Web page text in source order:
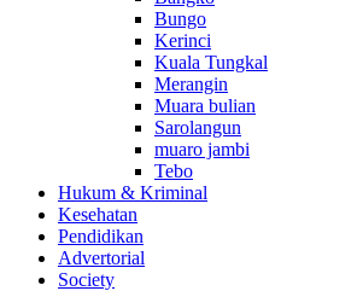
Bungo
Kerinci
Kuala Tungkal
Merangin
Muara bulian
Sarolangun
muaro jambi
Tebo
Hukum & Kriminal
Kesehatan
Pendidikan
Advertorial
Society